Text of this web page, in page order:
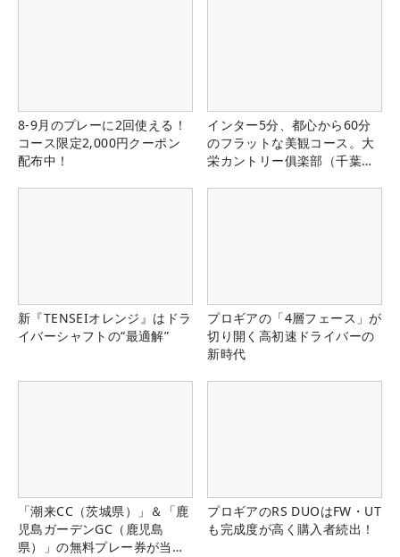
8-9月のプレーに2回使える！
コース限定2,000円クーポン
配布中！
インター5分、都心から60分
のフラットな美観コース。大
栄カントリー俱楽部（千葉
新『TENSEIオレンジ』はドラ
イバーシャフトの“最適解”
プロギアの「4層フェース」が
切り開く高初速ドライバーの
新時代
「潮来CC（茨城県）」＆「鹿
児島ガーデンGC（鹿児島
県）」の無料プレー券が当た
プロギアのRS DUOはFW・UT
も完成度が高く購入者続出！